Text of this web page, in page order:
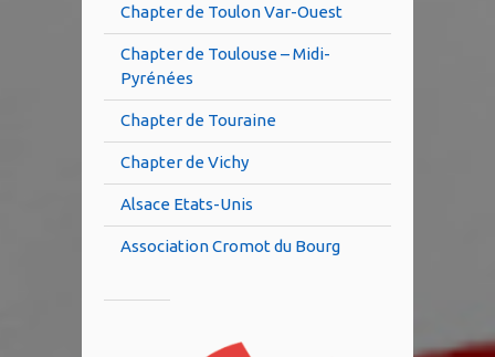
Chapter de Toulon Var-Ouest
Chapter de Toulouse – Midi-
Pyrénées
Chapter de Touraine
Chapter de Vichy
Alsace Etats-Unis
Association Cromot du Bourg